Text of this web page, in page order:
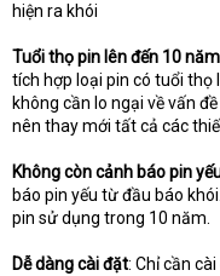
hiện ra khói
Tuổi thọ pin lên đến 10 năm
tích hợp loại pin có tuổi thọ
không cần lo ngại về vấn
nên thay mới tất cả các
Không còn cảnh báo pin
báo pin yếu từ đầu báo
pin sử dụng trong 10 năm.
Dễ dàng cài đặt: Chỉ cần